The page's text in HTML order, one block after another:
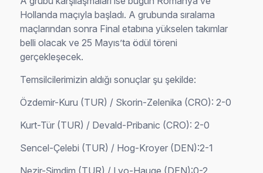
Hollanda maçıyla başladı. A grubunda sıralama
maçlarından sonra Final etabına yükselen takımlar
belli olacak ve 25 Mayıs’ta ödül töreni
gerçekleşecek.
Temsilcilerimizin aldığı sonuçlar şu şekilde:
Özdemir-Kuru (TUR) / Skorin-Zelenika (CRO): 2-0
Kurt-Tür (TUR) / Devald-Pribanic (CRO): 2-0
Sencel-Çelebi (TUR) / Hog-Kroyer (DEN):2-1
Nezir-Şimdim (TUR) / Lyo-Hauge (DEN):0-2